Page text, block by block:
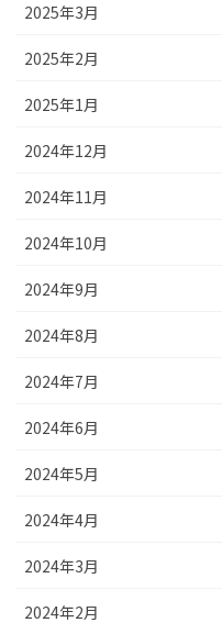
2025年3月
2025年2月
2025年1月
2024年12月
2024年11月
2024年10月
2024年9月
2024年8月
2024年7月
2024年6月
2024年5月
2024年4月
2024年3月
2024年2月